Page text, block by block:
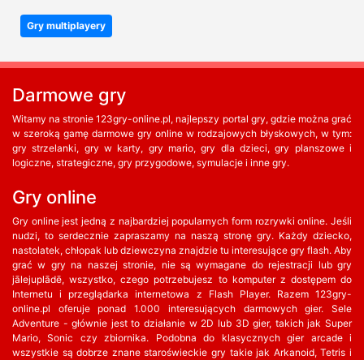
Gry multiplayery
Darmowe gry
Witamy na stronie 123gry-online.pl, najlepszy portal gry, gdzie można grać
w szeroką gamę darmowe gry online w rodzajowych błyskowych, w tym:
gry strzelanki, gry w karty, gry mario, gry dla dzieci, gry planszowe i
logiczne, strategiczne, gry przygodowe, symulacje i inne gry.
Gry online
Gry online jest jedną z najbardziej popularnych form rozrywki online. Jeśli
nudzi, to serdecznie zapraszamy na naszą stronę gry. Każdy dziecko,
nastolatek, chłopak lub dziewczyna znajdzie tu interesujące gry flash. Aby
grać w gry na naszej stronie, nie są wymagane do rejestracji lub gry
jālejuplādē, wszystko, czego potrzebujesz to komputer z dostępem do
Internetu i przeglądarka internetowa z Flash Player. Razem 123gry-
online.pl oferuje ponad 1.000 interesujących darmowych gier. Sele
Adventure - głównie jest to działanie w 2D lub 3D gier, takich jak Super
Mario, Sonic czy zbiornika. Podobna do klasycznych gier arcade i
wszystkie są dobrze znane staroświeckie gry takie jak Arkanoid, Tetris i